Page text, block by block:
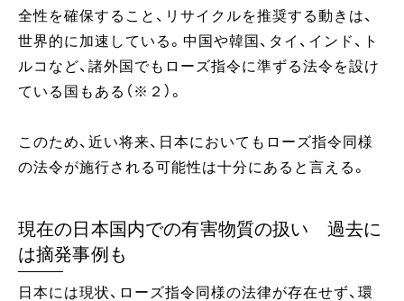
全性を確保すること、リサイクルを推奨する動きは、
世界的に加速している。中国や韓国、タイ、インド、ト
ルコなど、諸外国でもローズ指令に準ずる法令を設け
ている国もある（※２）。
このため、近い将来、日本においてもローズ指令同様
の法令が施行される可能性は十分にあると言える。
現在の日本国内での有害物質の扱い 過去に
は摘発事例も
日本には現状、ローズ指令同様の法律が存在せず、環